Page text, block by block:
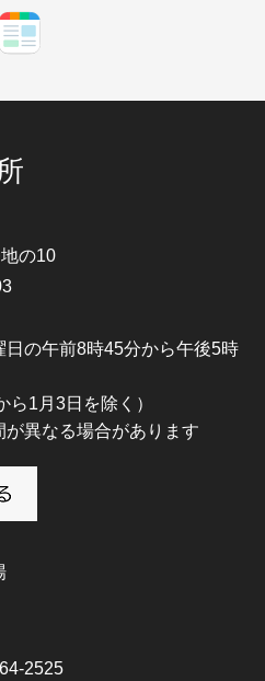
の10
日の午前8時45分から午後5時
ら1月3日を除く）
異なる場合があります
2525